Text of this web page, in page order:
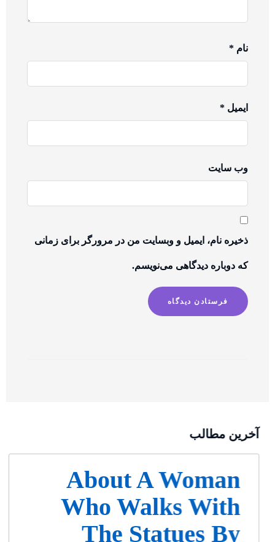
نام*
ایمیل*
وب‌ سایت
ذخیره نام، ایمیل و وبسایت من در مرورگر برای زمانی
که دوباره دیدگاهی می‌نویسم.
آخرین مطالب
About A Woman
Who Walks With
The Statues By